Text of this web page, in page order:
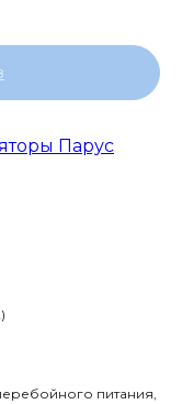
Парус
питания,